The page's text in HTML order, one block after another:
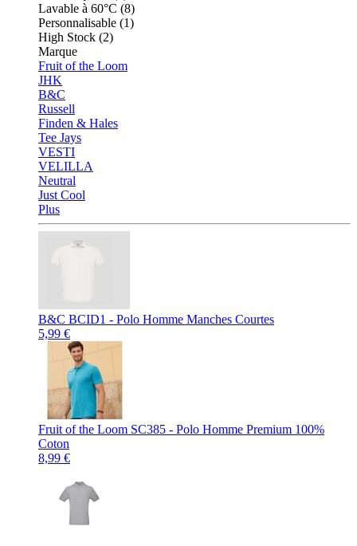
Lavable à 60°C (8)
Personnalisable (1)
High Stock (2)
Marque
Fruit of the Loom
JHK
B&C
Russell
Finden & Hales
Tee Jays
VESTI
VELILLA
Neutral
Just Cool
Plus
B&C BCID1 - Polo Homme Manches Courtes
5,99 €
Fruit of the Loom SC385 - Polo Homme Premium 100%
Coton
8,99 €